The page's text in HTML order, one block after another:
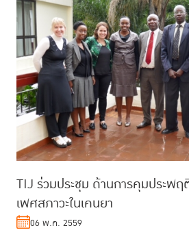
TIJ ร่วมประชุม ด้านการคุมประพ
เพศสภาวะในเคนยา
06 พ.ค. 2559